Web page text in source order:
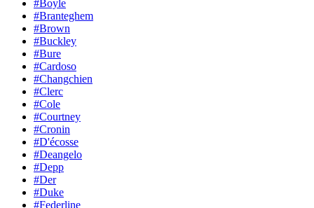
#Boyle
#Branteghem
#Brown
#Buckley
#Bure
#Cardoso
#Changchien
#Clerc
#Cole
#Courtney
#Cronin
#D'écosse
#Deangelo
#Depp
#Der
#Duke
#Federline